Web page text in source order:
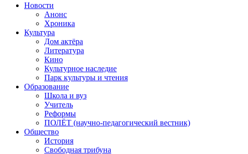
Новости
Анонс
Хроника
Культура
Дом актёра
Литература
Кино
Культурное наследие
Парк культуры и чтения
Образование
Школа и вуз
Учитель
Реформы
ПОЛЁТ (научно-педагогический вестник)
Общество
История
Свободная трибуна